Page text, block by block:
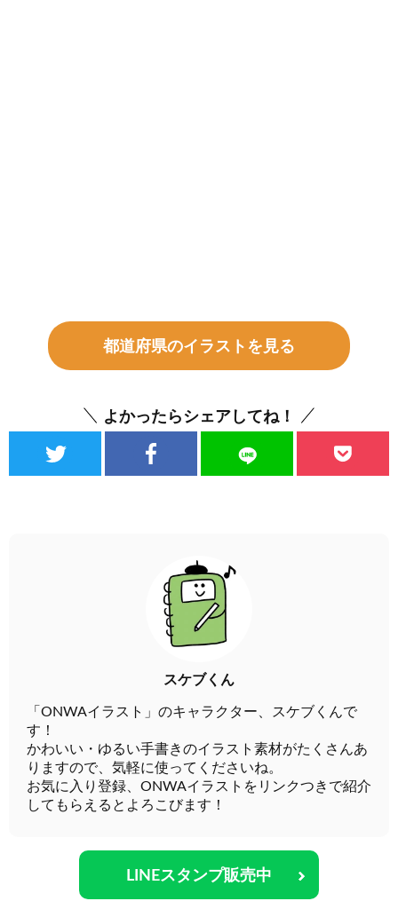
都道府県のイラストを見る
よかったらシェアしてね！
スケブくん
「ONWAイラスト」のキャラクター、スケブくんで
す！
かわいい・ゆるい手書きのイラスト素材がたくさんあ
りますので、気軽に使ってくださいね。
お気に入り登録、ONWAイラストをリンクつきで紹介
してもらえるとよろこびます！
LINEスタンプ販売中